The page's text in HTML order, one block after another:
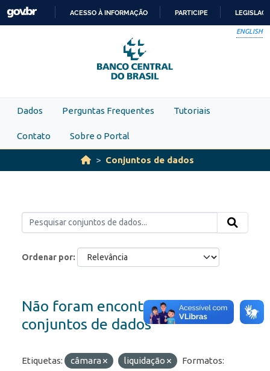
Skip to main content
PARA
O
CONTEÚDO
ACESSO À INFORMAÇÃO PARTICIPE
ENGLISH
Dados Perguntas Frequentes Tutoriais
Contato Sobre o Portal
Conjuntos de dados
Ordenar por
Não foram encontrados
conjuntos de dados
Etiquetas: câmara liquidação
Formatos: